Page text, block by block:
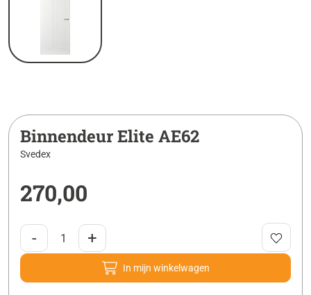
Binnendeur Elite AE62
Svedex
270,00
- +
In mijn winkelwagen